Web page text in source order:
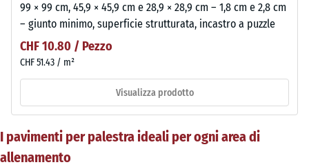
99 × 99 cm, 45,9 × 45,9 cm e 28,9 × 28,9 cm – 1,8 cm e 2,8 cm
– giunto minimo, superficie strutturata, incastro a puzzle
CHF 10.80 / Pezzo
CHF 51.43 / m²
Visualizza prodotto
I pavimenti per palestra ideali per ogni area di
allenamento